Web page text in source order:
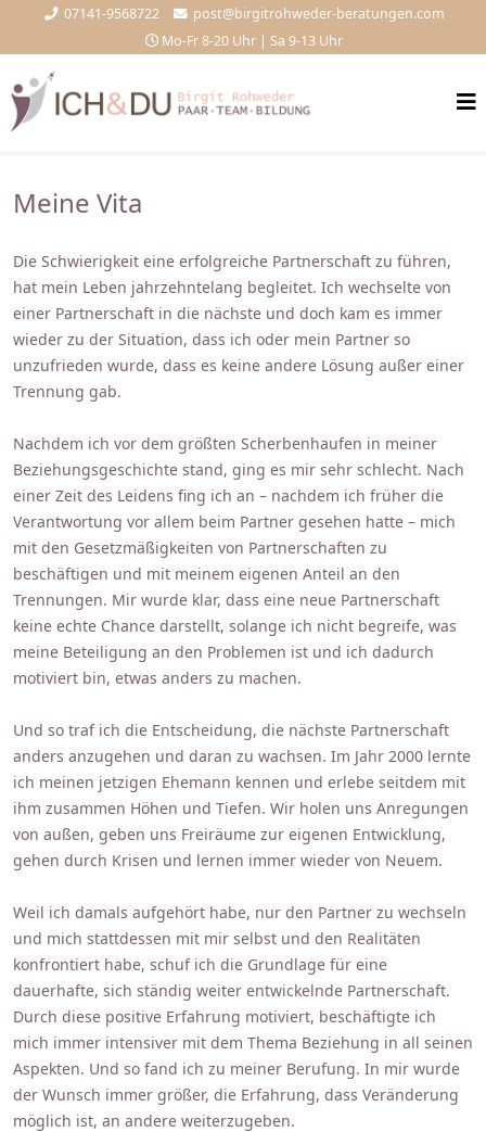
07141-9568722
post@birgitrohweder-beratungen.com
Mo-Fr 8-20 Uhr | Sa 9-13 Uhr
Meine Vita
Die Schwierigkeit eine erfolgreiche Partnerschaft zu führen,
hat mein Leben jahrzehntelang begleitet. Ich wechselte von
einer Partnerschaft in die nächste und doch kam es immer
wieder zu der Situation, dass ich oder mein Partner so
unzufrieden wurde, dass es keine andere Lösung außer einer
Trennung gab.
Nachdem ich vor dem größten Scherbenhaufen in meiner
Beziehungsgeschichte stand, ging es mir sehr schlecht. Nach
einer Zeit des Leidens fing ich an – nachdem ich früher die
Verantwortung vor allem beim Partner gesehen hatte – mich
mit den Gesetzmäßigkeiten von Partnerschaften zu
beschäftigen und mit meinem eigenen Anteil an den
Trennungen. Mir wurde klar, dass eine neue Partnerschaft
keine echte Chance darstellt, solange ich nicht begreife, was
meine Beteiligung an den Problemen ist und ich dadurch
motiviert bin, etwas anders zu machen.
Und so traf ich die Entscheidung, die nächste Partnerschaft
anders anzugehen und daran zu wachsen. Im Jahr 2000 lernte
ich meinen jetzigen Ehemann kennen und erlebe seitdem mit
ihm zusammen Höhen und Tiefen. Wir holen uns Anregungen
von außen, geben uns Freiräume zur eigenen Entwicklung,
gehen durch Krisen und lernen immer wieder von Neuem.
Weil ich damals aufgehört habe, nur den Partner zu wechseln
und mich stattdessen mit mir selbst und den Realitäten
konfrontiert habe, schuf ich die Grundlage für eine
dauerhafte, sich ständig weiter entwickelnde Partnerschaft.
Durch diese positive Erfahrung motiviert, beschäftigte ich
mich immer intensiver mit dem Thema Beziehung in all seinen
Aspekten. Und so fand ich zu meiner Berufung. In mir wurde
der Wunsch immer größer, die Erfahrung, dass Veränderung
möglich ist, an andere weiterzugeben.